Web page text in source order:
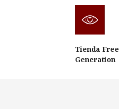
Tienda Free
Generation